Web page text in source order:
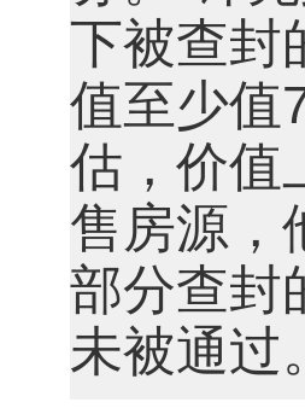
下被查封
值至少值
估，价值
售房源，
部分查封
未被通过